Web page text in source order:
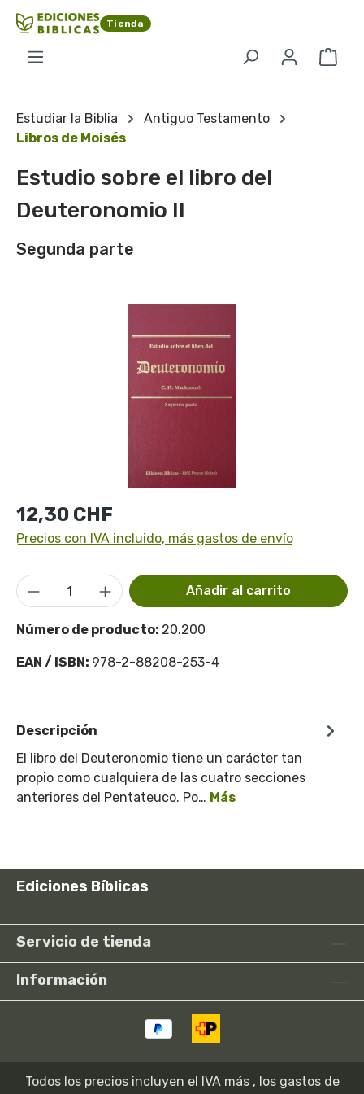
Saltar al contenido principal
Tienda
El
Estudiar la Biblia
Antiguo Testamento
Libros de Moisés
Estudio sobre el libro del
Deuteronomio II
Segunda parte
Precio normal:
12,30 CHF
Precios con IVA incluido, más gastos de envío
Cantidad del producto: introduce la
Añadir al carrito
Número de producto: 20.200
EAN / ISBN: 978-2-88208-253-4
Descripción
El libro del Deuteronomio tiene un carácter tan
propio como cualquiera de las cuatro secciones
anteriores del Pentateuco. Po… Más
Ediciones Bíblicas
Servicio de tienda
Información
Todos los precios incluyen el IVA más , los gastos de